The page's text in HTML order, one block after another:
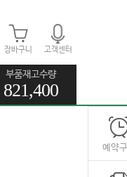
장바구니 고객센터
부품재고수량
821,400
예약